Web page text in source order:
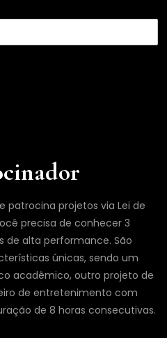
patrocina projetos via Lei de
precisa de conhecer 3
de alta performance. São
únicas, sendo um
acadêmico, outro projeto de
de entretenimento com
de 8 horas consecutivas.